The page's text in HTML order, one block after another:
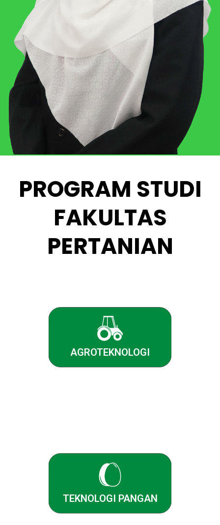
PROGRAM STUDI
FAKULTAS
PERTANIAN
AGROTEKNOLOGI
TEKNOLOGI PANGAN